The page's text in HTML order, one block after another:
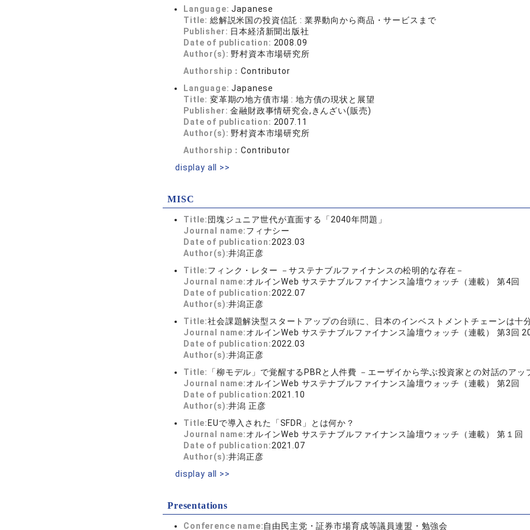
Language:Japanese
Title: 総解説米国の投資信託 : 業界動向から商品・サービスまで
Publisher: 日本経済新聞出版社
Date of publication: 2008.09
Author(s): 野村資本市場研究所
Authorship：Contributor
Language:Japanese
Title: 変革期の地方債市場 : 地方債の現状と展望
Publisher:金融財政事情研究会,きんざい(販売)
Date of publication: 2007.11
Author(s): 野村資本市場研究所
Authorship：Contributor
display all >>
MISC
Title:団塊ジュニア世代が直面する「2040年問題」
Journal name:フィナシー
Date of publication:2023.03
Author(s):井潟正彦
Title:フィンク・レター －サステナブルファイナンスの松明的な存在－
Journal name:オルインWeb サステナブルファイナンス論壇ウォッチ（連載） 第4回
Date of publication:2022.07
Author(s):井潟正彦
Title:社会課題解決型スタートアップの台頭に、日本のインベストメントチェーンは十
Journal name:オルインWeb サステナブルファイナンス論壇ウォッチ（連載） 第3回
Date of publication:2022.03
Author(s):井潟正彦
Title:
「柳モデル」で覚醒するPBRと人件費 －エーザイから学ぶ投資家との対話のアッ
Journal name:オルインWeb サステナブルファイナンス論壇ウォッチ（連載） 第2回
Date of publication:2021.10
Author(s):井潟 正彦
Title: EUで導入された「SFDR」とは何か？
Journal name:オルインWeb サステナブルファイナンス論壇ウォッチ（連載） 第１回
Date of publication:2021.07
Author(s):井潟正彦
display all >>
Presentations
Conference name:自由民主党・証券市場育成等議員連盟・勉強会